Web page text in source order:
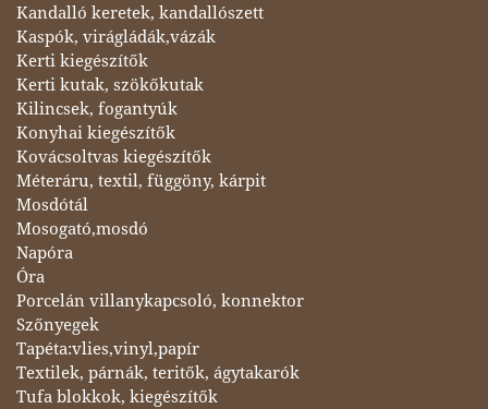
Kandalló keretek, kandallószett
Kaspók, virágládák,vázák
Kerti kiegészítők
Kerti kutak, szökőkutak
Kilincsek, fogantyúk
Konyhai kiegészítők
Kovácsoltvas kiegészítők
Méteráru, textil, függöny, kárpit
Mosdótál
Mosogató,mosdó
Napóra
Óra
Porcelán villanykapcsoló, konnektor
Szőnyegek
Tapéta:vlies,vinyl,papír
Textilek, párnák, teritők, ágytakarók
Tufa blokkok, kiegészítők